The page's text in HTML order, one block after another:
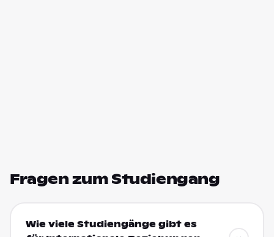
Fragen zum Studiengang
Wie viele Studiengänge gibt es